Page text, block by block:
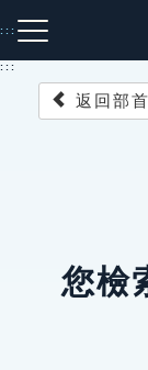
到
主
:::
:::
返回部
您檢